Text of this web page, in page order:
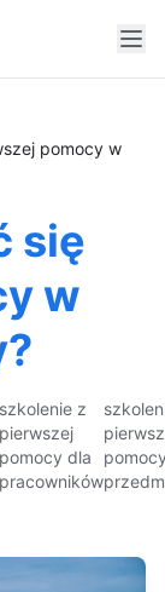
pomocy w
się
w
szkolenie z
pierwszej
pomocy dla
pracowników